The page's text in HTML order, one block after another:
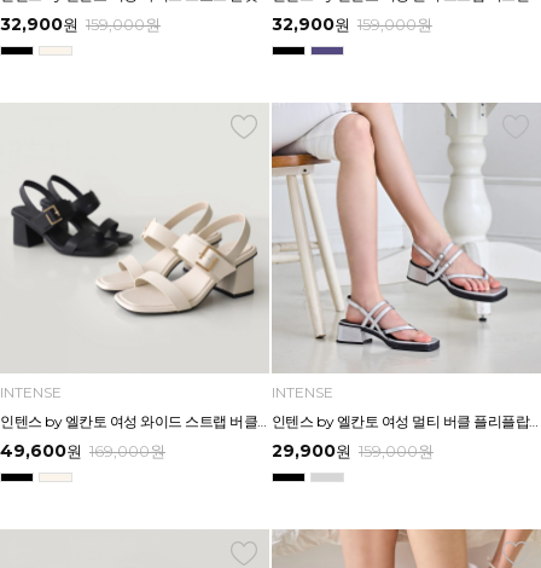
32,900원 159,000원 32,900원 159,000원
INTENSE
49,600원 169,000원
INTENSE
인텐스 by 엘칸토 여성 멀티 버클 플리플랍형 미드힐 샌들 4cm LCWW24I626
29,900원 159,000원